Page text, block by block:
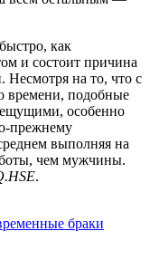
как
и состоит причина
на то, что с
времени, подобные
особенно
прежнему
выполняя на
чем мужчины.
.
браки